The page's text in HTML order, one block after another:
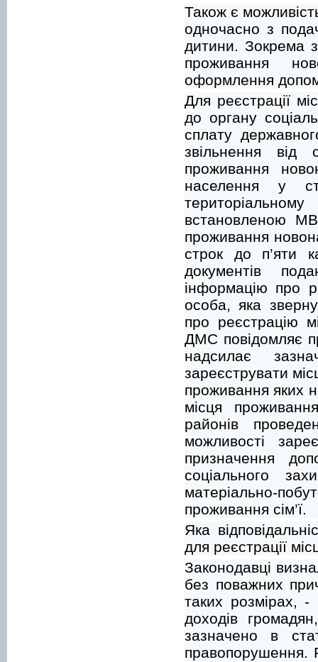
Також є
одночасно з
дитини. Зокрема
проживання
оформлення
Для реєстрації
до органу
сплату
звільнення від
проживання
населення у
встановленою
проживання
строк до п’яти
документів
інформацію про
особа, яка
про реєстрацію
ДМС повідомляє
надсилає
зареєструвати
проживання яких
місця
районів
можливості
призначення
соціального
матеріально-
проживання сім’ї.
Яка
для реєстрації
Законодавці
без поважних
таких розмірах, -
доходів
зазначено в
правопорушення.